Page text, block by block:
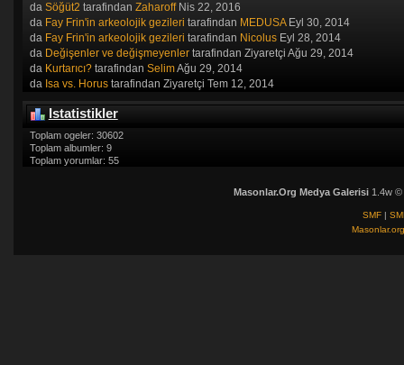
da Söğüt2 tarafindan ZaharoffNis 22, 2016
da Fay Frin'in arkeolojik gezileri tarafindan MEDUSAEyl 30, 2014
da Fay Frin'in arkeolojik gezileri tarafindan NicolusEyl 28, 2014
da Değişenler ve değişmeyenlertarafindan Ziyaretçi Ağu 29, 2014
da Kurtarıcı?tarafindan SelimAğu 29, 2014
da Isa vs. Horustarafindan Ziyaretçi Tem 12, 2014
Istatistikler
Toplam ogeler: 30602
Toplam albumler: 9
Toplam yorumlar: 55
Masonlar.Org Medya Galerisi1.4w ©
SMF |
Masonlar.org